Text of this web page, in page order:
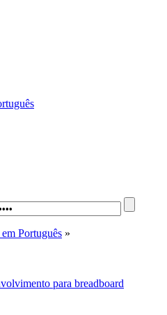
Português »
para breadboard